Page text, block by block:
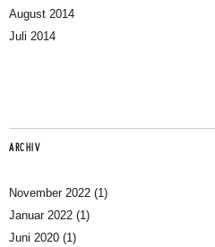
August 2014
Juli 2014
ARCHIV
November 2022 (1)
Januar 2022 (1)
Juni 2020 (1)